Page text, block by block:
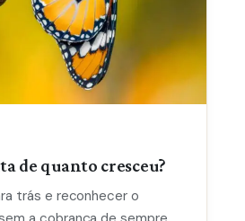
de quanto cresceu?
trás e reconhecer o